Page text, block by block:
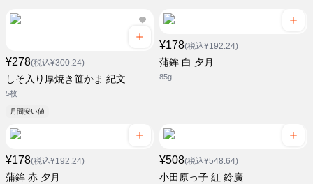
¥278(税込¥300.24)
しそ入り厚焼き笹かま 紀文
5枚
月間安い値
¥178(税込¥192.24)
蒲鉾 白 夕月
85g
¥178(税込¥192.24)
蒲鉾 赤 夕月
¥508(税込¥548.64)
小田原っ子 紅 鈴廣